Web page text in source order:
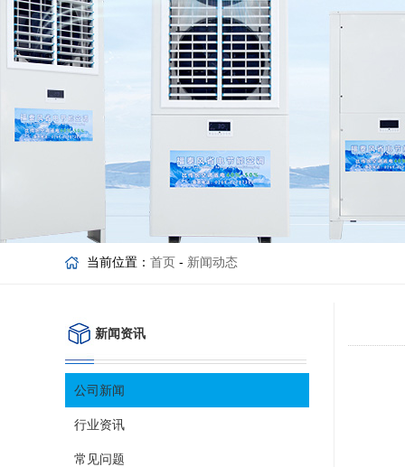
当前位置： 首页 - 新闻动态
新闻资讯
公司新闻
行业资讯
常见问题